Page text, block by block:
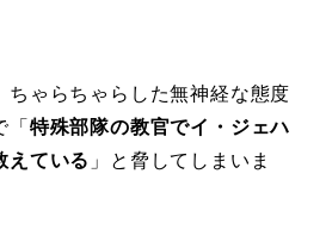
ちゃらちゃらした無神経な態度
特殊部隊の教官でイ・ジェハ
え ている 」と脅してしまいま